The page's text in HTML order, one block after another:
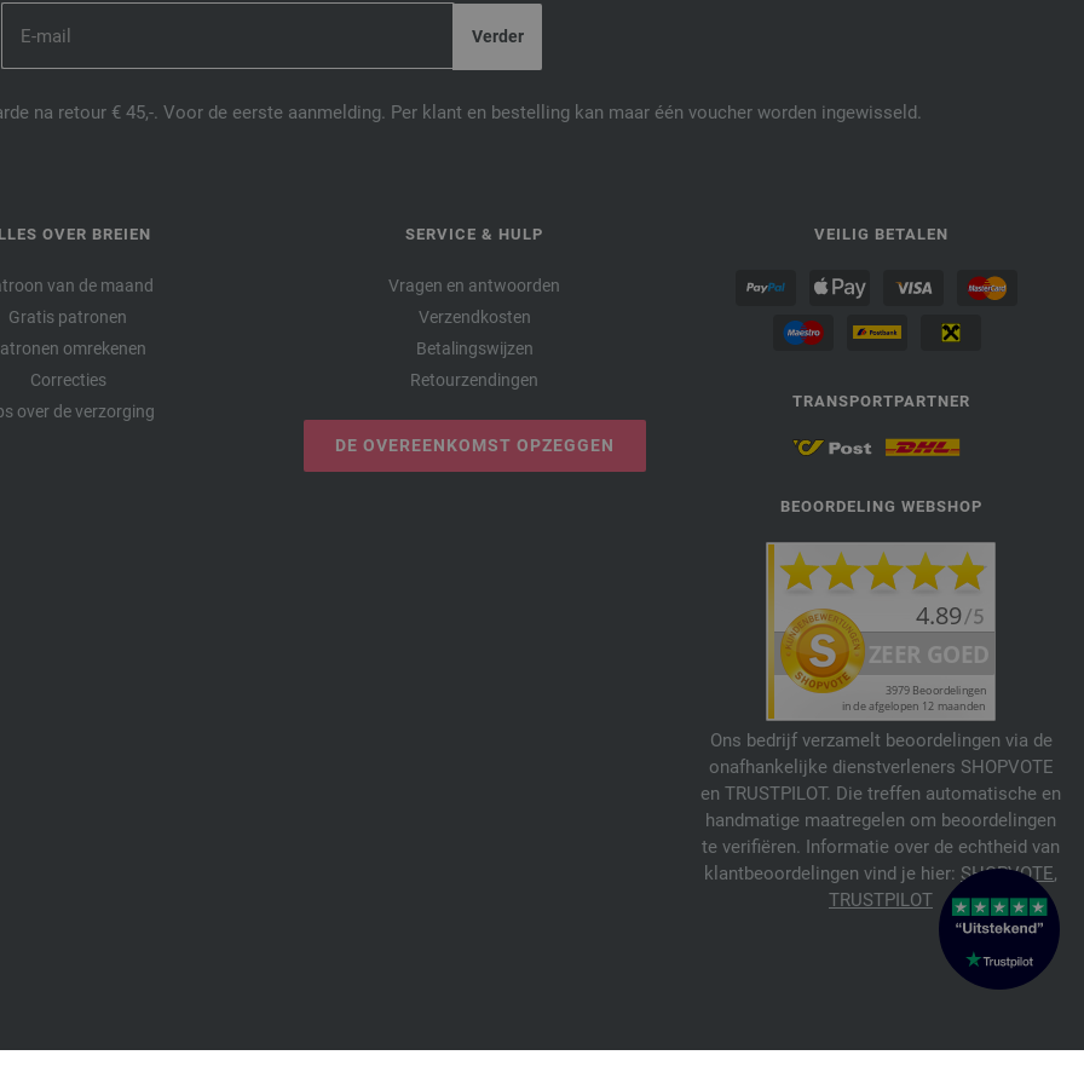
2988 | EAN: 4033493360982
na retour € 45,-. Voor de eerste aanmelding. Per klant en bestelling kan maar één voucher worden ingewisseld.
OVER BREIEN
van de maand
Gratis patronen
omrekenen
Correcties
over de verzorging
SERVICE & HULP
Vragen en antwoorden
Verzendkosten
Betalingswijzen
Retourzendingen
DE OVEREENKOMST OPZEGGEN
VEILIG BETALEN
TRANSPORTPARTNER
BEOORDELING WEBSHOP
Ons bedrijf verzamelt beoordelingen via de
onafhankelijke dienstverleners SHOPVOTE
en TRUSTPILOT. Die treffen automatische en
handmatige maatregelen om beoordelingen
te verifiëren. Informatie over de echtheid van
klantbeoordelingen vind je hier: SHOPVOTE,
TRUSTPILOT